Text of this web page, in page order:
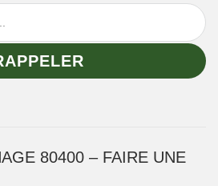
80400 – FAIRE UNE